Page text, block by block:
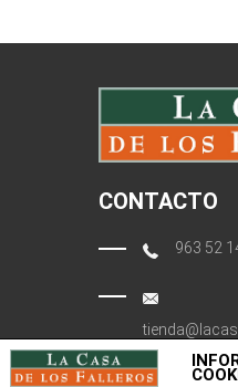
CONTACTO
963 52
Calle